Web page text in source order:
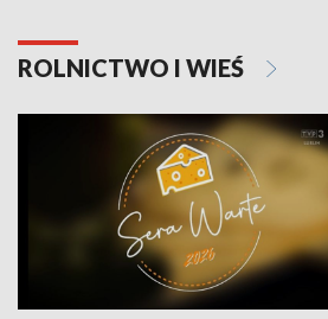
ROLNICTWO I WIEŚ